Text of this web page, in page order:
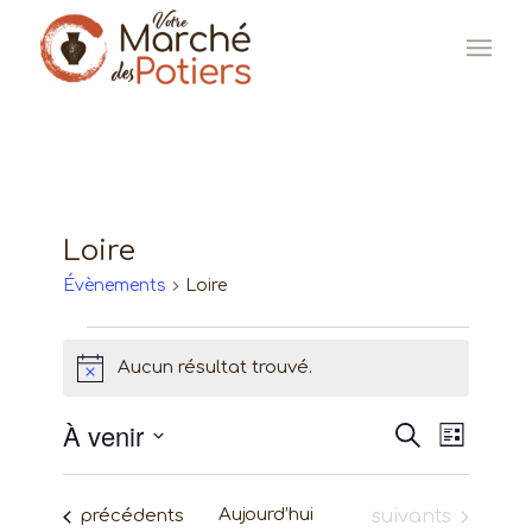
Loire
Évènements Loire
Évènements
NoticeAucun résultat trouvé.
et
Recherche
de
vues
Liste
À venir
date.
Évènements
précédents Aujourd’hui Évènements
suivants